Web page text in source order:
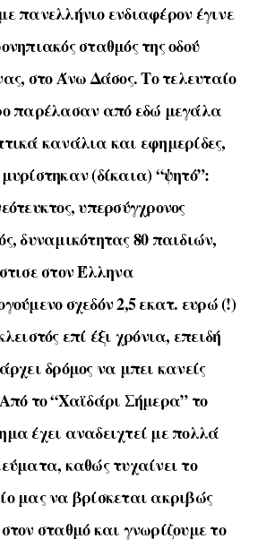
πανελλήνιο ενδιαφέρον έγινε
σταθμός της οδού
στο Άνω Δάσος. Το τελευταίο
παρέλασαν από εδώ μεγάλα
κανάλια και εφημερίδες,
(δίκαια) “ψητό”:
υπερσύγχρονος
δυναμικότητας 80 παιδιών,
στον Έλληνα
σχεδόν 2,5 εκατ. ευρώ (!)
επί έξι χρόνια, επειδή
δρόμος να μπει κανείς
το “Χαϊδάρι Σήμερα” το
έχει αναδειχτεί με πολλά
καθώς τυχαίνει το
μας να βρίσκεται ακριβώς
σταθμό και γνωρίζουμε το